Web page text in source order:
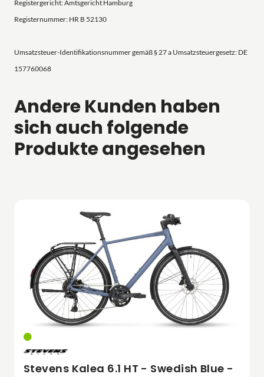
Registergericht: Amtsgericht Hamburg
Registernummer: HR B 52130
Umsatzsteuer-Identifikationsnummer gemäß § 27 a Umsatzsteuergesetz: DE
157760068
Andere Kunden haben
sich auch folgende
Produkte angesehen
Stevens Kalea 6.1 HT - Swedish Blue -